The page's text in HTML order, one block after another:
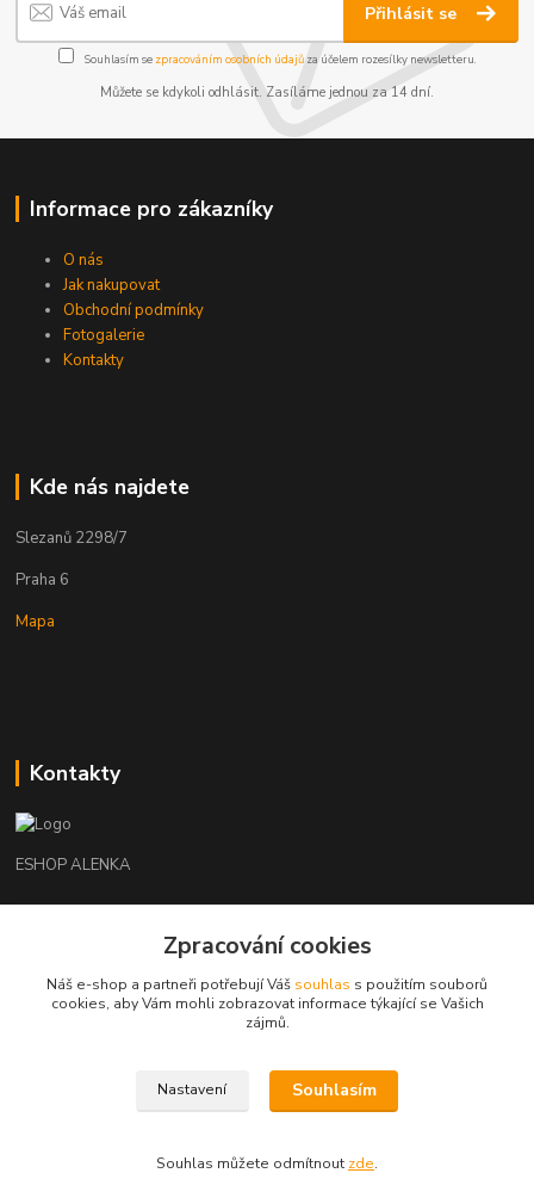
Přihlásit se
Souhlasím se zpracováním osobních údajůza účelem rozesílky newsletteru.
Můžete se kdykoli odhlásit. Zasíláme jednou za 14 dní.
Informace pro zákazníky
O nás
Jak nakupovat
Obchodní podmínky
Fotogalerie
Kontakty
Kde nás najdete
Slezanů 2298/7
Praha 6
Mapa
Kontakty
ESHOP ALENKA
+420602541312
orechovka@inmes.cz
Zpracování cookies
Náš e-shop a partneři potřebují Váš souhlas s použitím souborů
cookies, aby Vám mohli zobrazovat informace týkající se Vašich
zájmů.
Nastavení Souhlasím
Souhlas můžete odmítnout zde.